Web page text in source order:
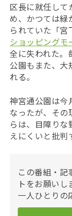
区長に就任して
め、かつては緑
られていた「
ショッピングモ
全に失われた。
公園もまた、大
れる。
神宮通公園は今
なったが、その
らは、目障り
えにくいと批判
この番組・記
トをお願いし
一人ひとりの